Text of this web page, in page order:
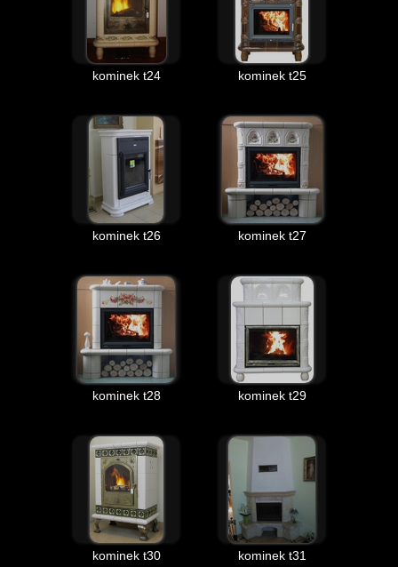
kominek t24 kominek t25
kominek t26 kominek t27
kominek t28 kominek t29
kominek t30 kominek t31